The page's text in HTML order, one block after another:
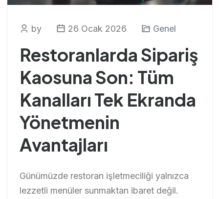
by 26 Ocak 2026 Genel
Restoranlarda Sipariş
Kaosuna Son: Tüm
Kanalları Tek Ekranda
Yönetmenin
Avantajları
Günümüzde restoran işletmeciliği yalnızca
lezzetli menüler sunmaktan ibaret değil.